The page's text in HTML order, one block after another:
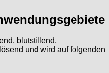
blutstillend,
und wird auf folgenden